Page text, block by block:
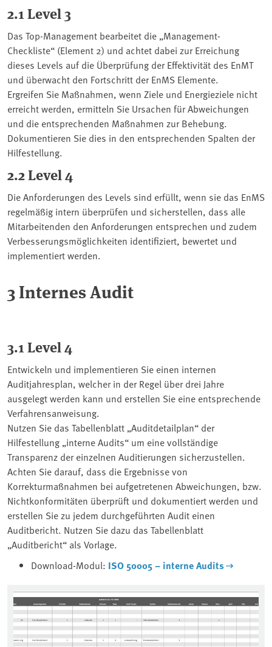
2.1 Level 3
Das Top-Management bearbeitet die „Management-
Checkliste“ (Element 2) und achtet dabei zur Erreichung
dieses Levels auf die Überprüfung der Effektivität des EnMT
und überwacht den Fortschritt der EnMS Elemente.
Ergreifen Sie Maßnahmen, wenn Ziele und Energieziele nicht
erreicht werden, ermitteln Sie Ursachen für Abweichungen
und die entsprechenden Maßnahmen zur Behebung.
Dokumentieren Sie dies in den entsprechenden Spalten der
Hilfestellung.
2.2 Level 4
Die Anforderungen des Levels sind erfüllt, wenn sie das EnMS
regelmäßig intern überprüfen und sicherstellen, dass alle
Mitarbeitenden den Anforderungen entsprechen und zudem
Verbesserungsmöglichkeiten identifiziert, bewertet und
implementiert werden.
3 Internes Audit
3.1 Level 4
Entwickeln und implementieren Sie einen internen
Auditjahresplan, welcher in der Regel über drei Jahre
ausgelegt werden kann und erstellen Sie eine entsprechende
Verfahrensanweisung.
Nutzen Sie das Tabellenblatt „Auditdetailplan“ der
Hilfestellung „interne Audits“ um eine vollständige
Transparenz der einzelnen Auditierungen sicherzustellen.
Achten Sie darauf, dass die Ergebnisse von
Korrekturmaßnahmen bei aufgetretenen Abweichungen, bzw.
Nichtkonformitäten überprüft und dokumentiert werden und
erstellen Sie zu jedem durchgeführten Audit einen
Auditbericht. Nutzen Sie dazu das Tabellenblatt
„Auditbericht“ als Vorlage.
Download-Modul: ISO 50005 – interne Audits